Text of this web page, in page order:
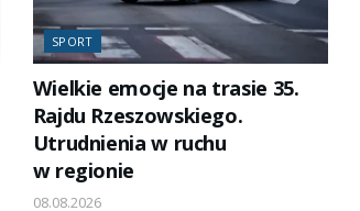
SPORT
Wielkie emocje na trasie 35.
Rajdu Rzeszowskiego.
Utrudnienia w ruchu
w regionie
08.08.2026